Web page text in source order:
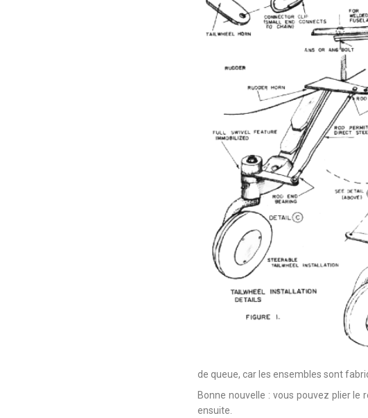
de queue, car les ensembles sont
Bonne nouvelle : vous pouvez plier
ensuite.